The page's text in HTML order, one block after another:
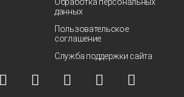
Обработка персональных
данных
Пользовательское
соглашение
Служба поддержки сайта